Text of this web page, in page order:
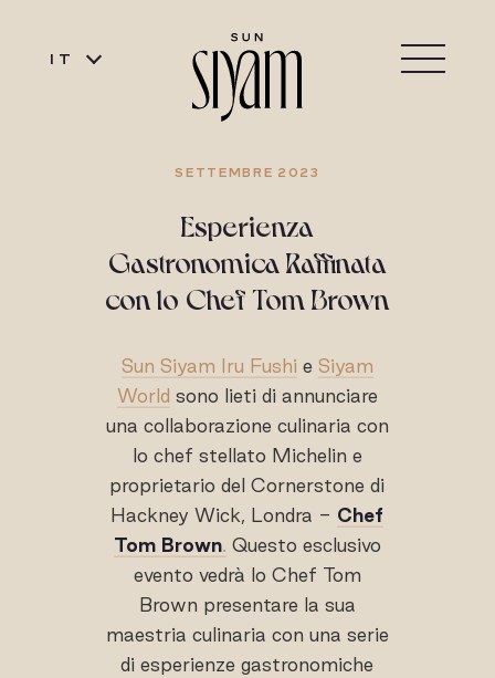
IT
SETTEMBRE 2023
Esperienza
Gastronomica Raffinata
con lo Chef Tom Brown
Sun Siyam Iru Fushi e Siyam
World sono lieti di annunciare
una collaborazione culinaria con
lo chef stellato Michelin e
proprietario del Cornerstone di
Hackney Wick, Londra - Chef
Tom Brown. Questo esclusivo
evento vedrà lo Chef Tom
Brown presentare la sua
maestria culinaria con una serie
di esperienze gastronomiche